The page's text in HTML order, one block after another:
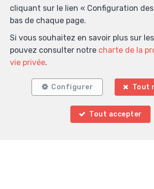
Localiser sur la carte
cliquant sur le lien « Configuration
bas de chaque page.
Si vous souhaitez en savoir plus sur
pouvez consulter notre charte de la
vie privée.
Configurer Tout
Tout accepter